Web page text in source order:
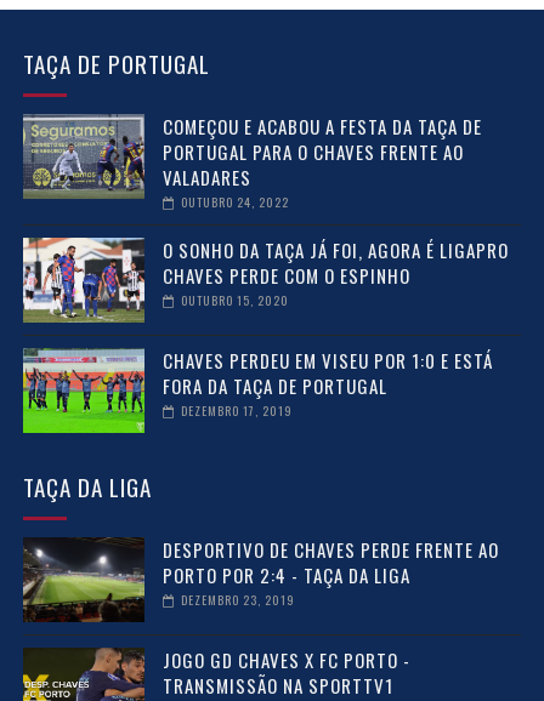
TAÇA DE PORTUGAL
COMEÇOU E ACABOU A FESTA DA TAÇA DE
PORTUGAL PARA O CHAVES FRENTE AO
VALADARES
OUTUBRO 24, 2022
O SONHO DA TAÇA JÁ FOI, AGORA É LIGAPRO
CHAVES PERDE COM O ESPINHO
OUTUBRO 15, 2020
CHAVES PERDEU EM VISEU POR 1:0 E ESTÁ
FORA DA TAÇA DE PORTUGAL
DEZEMBRO 17, 2019
TAÇA DA LIGA
DESPORTIVO DE CHAVES PERDE FRENTE AO
PORTO POR 2:4 - TAÇA DA LIGA
DEZEMBRO 23, 2019
JOGO GD CHAVES X FC PORTO -
TRANSMISSÃO NA SPORTTV1